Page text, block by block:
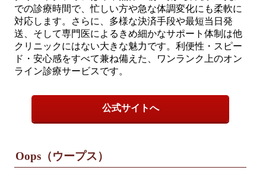
での診療時間で、忙しい方や急な体調変化にも柔軟に
対応します。さらに、多様な決済手段や最短当日発
送、そして専門医によるきめ細かなサポート体制は他
クリニックにはない大きな魅力です。利便性・スピー
ド・安心感をすべて兼ね備えた、ワンランク上のオン
ライン診療サービスです。
公式サイトへ
Oops（ウープス）